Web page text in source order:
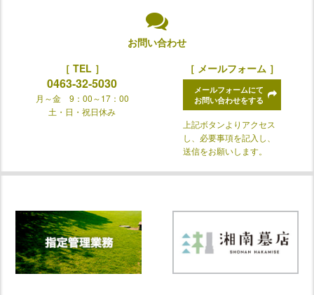
お問い合わせ
［ TEL ］
0463-32-5030
月～金 9：00～17：00
土・日・祝日休み
［ メールフォーム ］
メールフォームにて
お問い合わせをする
上記ボタンよりアクセス
し、必要事項を記入し、
送信をお願いします。